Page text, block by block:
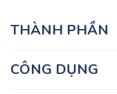
THÀNH PHẦN
CÔNG DỤNG